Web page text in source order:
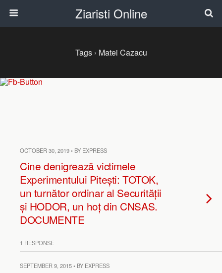
Ziaristi Online
Tags › Matei Cazacu
OCTOBER 30, 2019 • BY EXPRESS
Cine denigrează victimele
Experimentului Pitești: TOTOK,
un turnător ordinar al Securității
și HODOR, un hoț din CNSAS.
DOCUMENTE
1 RESPONSE
SEPTEMBER 9, 2015 • BY EXPRESS